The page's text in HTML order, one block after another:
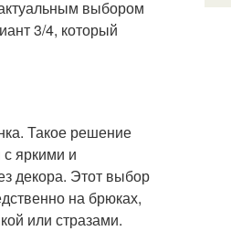
выбором
3/4, который
Такое решение
яркими и
декора. Этот выбор
на брюках,
или стразами.